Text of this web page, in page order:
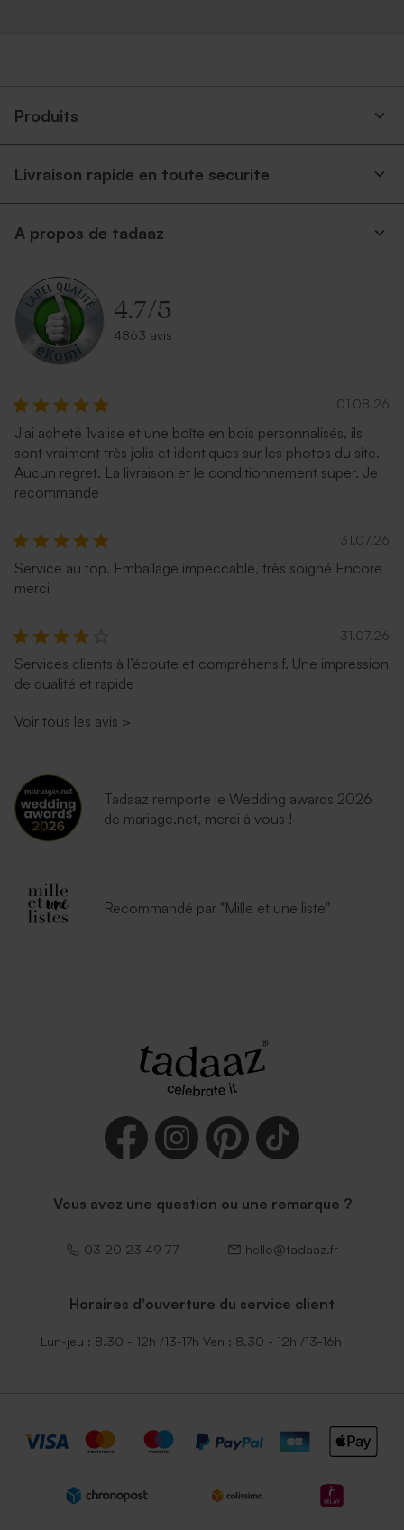
Produits
Livraison rapide en toute securite
A propos de tadaaz
4.7/5
4863 avis
01.08.26
J'ai acheté 1valise et une boîte en bois personnalisés, ils
sont vraiment très jolis et identiques sur les photos du site.
Aucun regret. La livraison et le conditionnement super. Je
recommande
31.07.26
Service au top. Emballage impeccable, très soigné Encore
merci
31.07.26
Services clients à l’écoute et compréhensif. Une impression
de qualité et rapide
Voir tous les avis >
Tadaaz remporte le Wedding awards 2026
de mariage.net, merci à vous !
Recommandé par "Mille et une liste"
Vous avez une question ou une remarque ?
03 20 23 49 77 hello@tadaaz.fr
Horaires d'ouverture du service client
Lun-jeu : 8.30 - 12h /13-17h Ven : 8.30 - 12h /13-16h